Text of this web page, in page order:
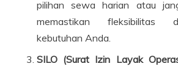
pilihan sewa harian atau
memastikan fleksibilitas
kebutuhan Anda.
SILO (Surat Izin Layak